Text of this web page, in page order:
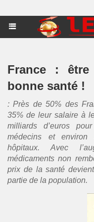
France :
bonne santé !
: Près de 50% des
35% de leur salaire à
milliards d’euros
médecins et
hôpitaux. Avec
médicaments non
prix de la santé
partie de la population.